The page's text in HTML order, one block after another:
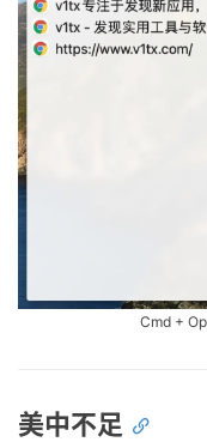
美中不足